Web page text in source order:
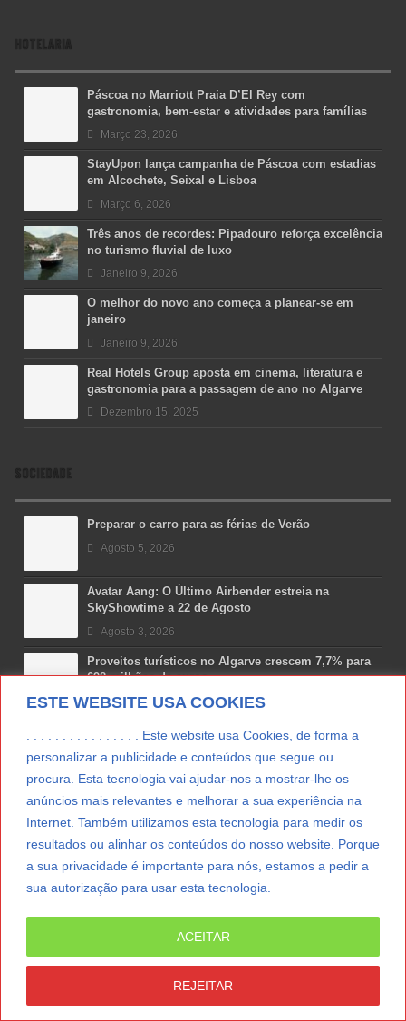
ESTE WEBSITE USA COOKIES
. . . . . . . . . . . . . . . . Este website usa Cookies, de forma a
personalizar a publicidade e conteúdos que segue ou
procura. Esta tecnologia vai ajudar-nos a mostrar-lhe os
anúncios mais relevantes e melhorar a sua experiência na
Internet. Também utilizamos esta tecnologia para medir os
resultados ou alinhar os conteúdos do nosso website. Porque
a sua privacidade é importante para nós, estamos a pedir a
sua autorização para usar esta tecnologia.
REJEITAR
ACEITAR
HOTELARIA
Páscoa no Marriott Praia D’El Rey com
gastronomia, bem-estar e atividades para famílias
Março 23, 2026
StayUpon lança campanha de Páscoa com estadias
em Alcochete, Seixal e Lisboa
Março 6, 2026
Três anos de recordes: Pipadouro reforça excelência
no turismo fluvial de luxo
Janeiro 9, 2026
O melhor do novo ano começa a planear-se em
janeiro
Janeiro 9, 2026
Real Hotels Group aposta em cinema, literatura e
gastronomia para a passagem de ano no Algarve
Dezembro 15, 2025
SOCIEDADE
Preparar o carro para as férias de Verão
Agosto 5, 2026
Avatar Aang: O Último Airbender estreia na
SkyShowtime a 22 de Agosto
Agosto 3, 2026
Proveitos turísticos no Algarve crescem 7,7% para
698 milhões de euros
Julho 31, 2026
Costa Boal Branco 2025: nova colheita reforça
Novas 7 Maravilhas de Portugal: Setúbal recebe
final regional da Grande Lisboa
Julho 29, 2026
SUBSCREVER NEWSLETTER
SpringParty|Suporte Técnico|